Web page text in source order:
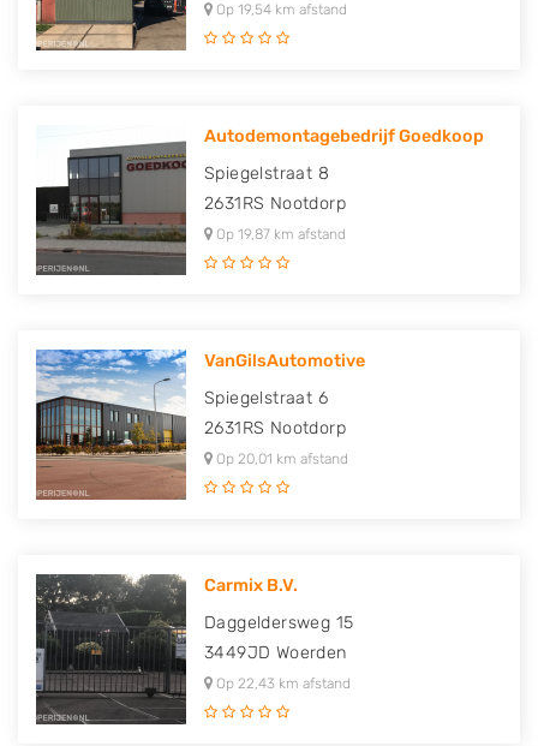
Op 19,54 km afstand
Autodemontagebedrijf Goedkoop
Spiegelstraat 8
2631RS Nootdorp
Op 19,87 km afstand
VanGilsAutomotive
Spiegelstraat 6
2631RS Nootdorp
Op 20,01 km afstand
Carmix B.V.
Daggeldersweg 15
3449JD Woerden
Op 22,43 km afstand